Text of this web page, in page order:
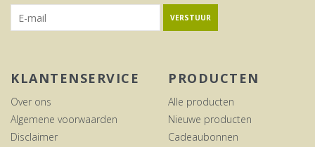
VERSTUUR
KLANTENSERVICE
Over ons
Algemene voorwaarden
Disclaimer
PRODUCTEN
Alle producten
Nieuwe producten
Cadeaubonnen